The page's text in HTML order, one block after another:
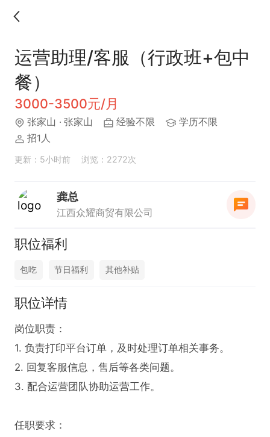
运营助理/客服（行政班+包中
餐）
3000-3500元/月
张家山 · 张家山 经验不限
学历不限
招1人
更新：5小时前 浏览：2272次
龚总
江西众耀商贸有限公司
职位福利
包吃 节日福利 其他补贴
职位详情
岗位职责：
1. 负责打印平台订单，及时处理订单相关事务。
2. 回复客服信息，售后等各类问题。
3. 配合运营团队协助运营工作。
任职要求：